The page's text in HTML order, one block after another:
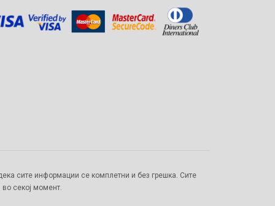
сите информации се комплетни и без грешка. Сите
секој момент.